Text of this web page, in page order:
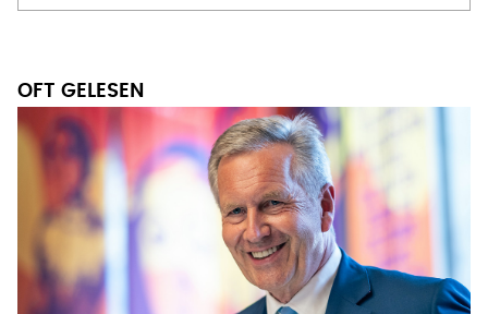
OFT GELESEN